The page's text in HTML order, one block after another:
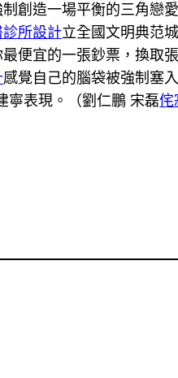
創造一場平衡的三角戀
診所設計立全國文明典范
便宜的一張鈔票，換取
感覺自己的腦袋被強制塞
寧表現。（劉仁鵬 宋磊侘